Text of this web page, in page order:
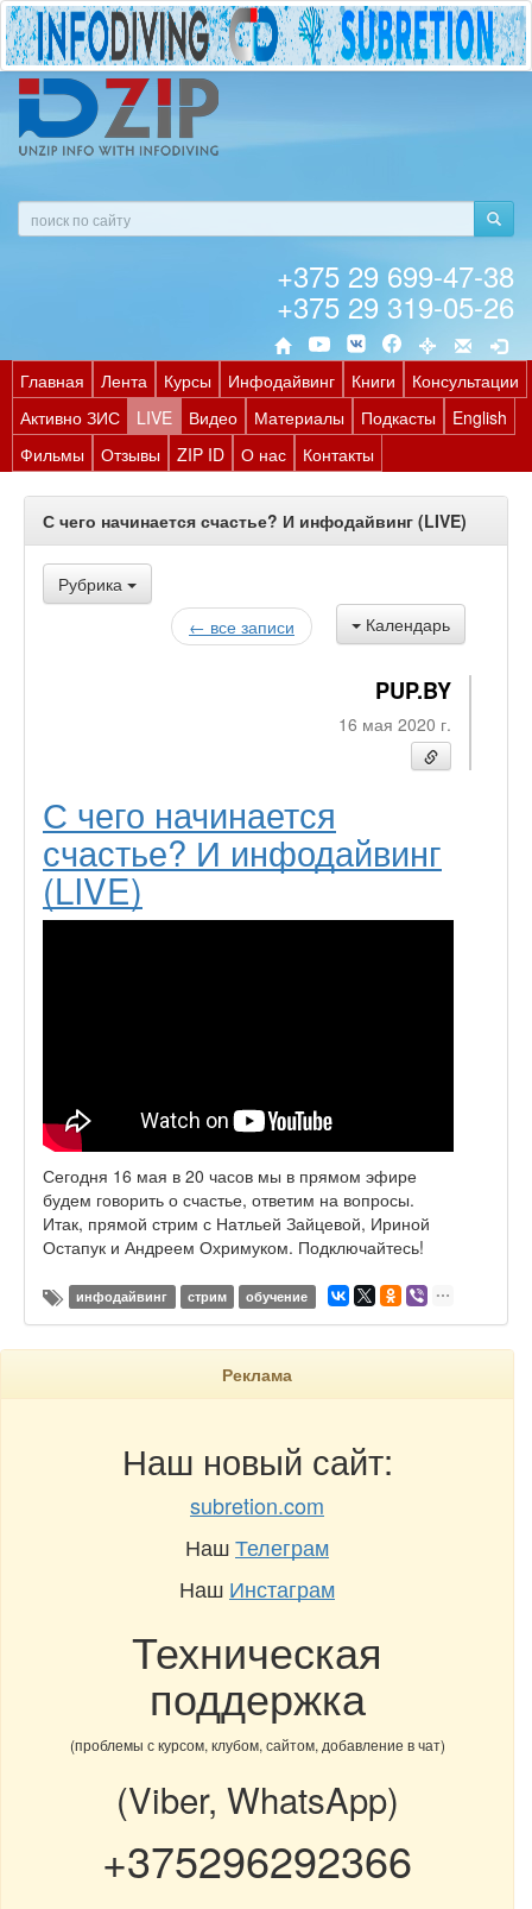
+375 29 699-47-38
+375 29 319-05-26
Главная Лента Курсы Инфодайвинг Книги
Консультации
Активно ЗИС
LIVE Видео Материалы Подкасты
English
Фильмы
Отзывы ZIP ID О нас Контакты
С чего начинается счастье? И инфодайвинг (LIVE)
Рубрика
Календарь
← все записи
PUP.BY
16 мая 2020 г.
С чего начинается
счастье? И инфодайвинг
(LIVE)
Сегодня 16 мая в 20 часов мы в прямом эфире
будем говорить о счастье, ответим на вопросы.
Итак, прямой стрим с Натльей Зайцевой, Ириной
Остапук и Андреем Охримуком. Подключайтесь!
инфодайвинг стрим обучение
Реклама
Наш новый сайт:
subretion.com
НашТелеграм
Наш Инстаграм
Техническая
поддержка
(проблемы с курсом, клубом, сайтом, добавление в чат)
(Viber, WhatsApp)
+375296292366